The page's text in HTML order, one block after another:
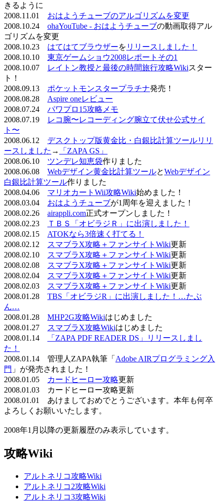
きるように
2008.11.01 おはようチューブのアルゴリズムを変更
2008.10.24 ohaYouTube - おはようチューブの動画取得アル
ゴリズムを変更
2008.10.23 はてはてブラウザーを リリースしました！
2008.10.10 東京ゲームショウ2008レポートその1
2008.10.07
レイトン教授と最後の時間旅行攻略Wikiスター
ト！
2008.09.13 ポケットモンスタープラチナ発売！
2008.08.28 Aspire oneレビュー
2008.07.24 パワプロ15攻略メモ
2008.07.19
レコ腕〜レコーディング腕立て伏せ公式サイ
ト〜
2008.06.12 デスクトップ版黄金比・白銀比計算ツールリリ
ースしました →
「ZAPA GS」
2008.06.10 ツンデレ知恵袋作りました
2008.06.08 Webデザイン黄金比計算ツールとWebデザイン
白銀比計算ツール作りました
2008.04.06 マリオカートWii攻略Wiki始めました！
2008.03.04 おはようチューブが1周年を迎えました！
2008.02.26 airappli.com正式オープンしました！
2008.02.23
ＴＢＳ「オビラジＲ」に出演しました！
2008.02.15 ATOKなら3倍速く打てる！
2008.02.12
スマブラX攻略＋ファンサイトWiki更新
2008.02.10
スマブラX攻略＋ファンサイトWiki更新
2008.02.08
スマブラX攻略＋ファンサイトWiki更新
2008.02.04
スマブラX攻略＋ファンサイトWiki更新
2008.02.03
スマブラX攻略＋ファンサイトWiki更新
2008.01.28 TBS「オビラジR」に出演しました！…たぶ
ん…
2008.01.28 MHP2G攻略Wikiはじめました
2008.01.27
スマブラX攻略Wikiはじめました
2008.01.14
「ZAPA PDF READER DS」リリースしまし
た！
2008.01.14 管理人ZAPA執筆「 Adobe AIRプログラミング入
門 」が発売されました！
2008.01.05
カードヒーロー攻略更新
2008.01.03 カードヒーロー攻略更新
2008.01.01 あけましておめでとうございます。本年も何卒
よろしくお願いいたします。
2008年1月以降の更新履歴のみ表示しています。
攻略Wiki
アルトネリコ攻略Wiki
アルトネリコ2攻略Wiki
アルトネリコ3攻略Wiki